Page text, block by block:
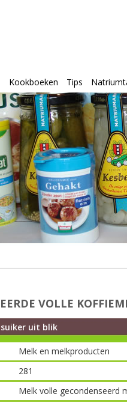
Kookboeken Tips
VOLLE
uit blik
Melk en melkproducten
281
Melk volle gecondenseerd